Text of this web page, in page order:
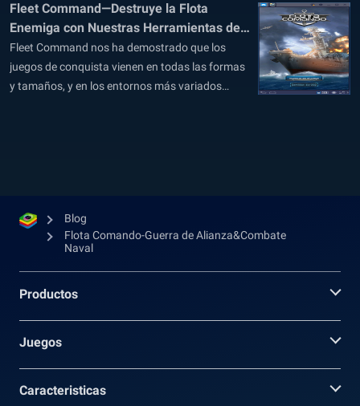
Fleet Command—Destruye la Flota
Enemiga con Nuestras Herramientas de
BlueStacks
Fleet Command nos ha demostrado que los
juegos de conquista vienen en todas las formas
y tamaños, y en los entornos más variados
Blog
Flota Comando-Guerra de Alianza&Combate
Naval
Productos
Juegos
Caracteristicas